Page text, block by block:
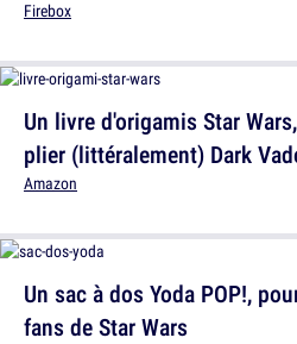
Firebox
Un sac à dos Yoda POP!,
fans de Star Wars
Un livre d'origamis Star
plier (littéralement) Dark
Amazon